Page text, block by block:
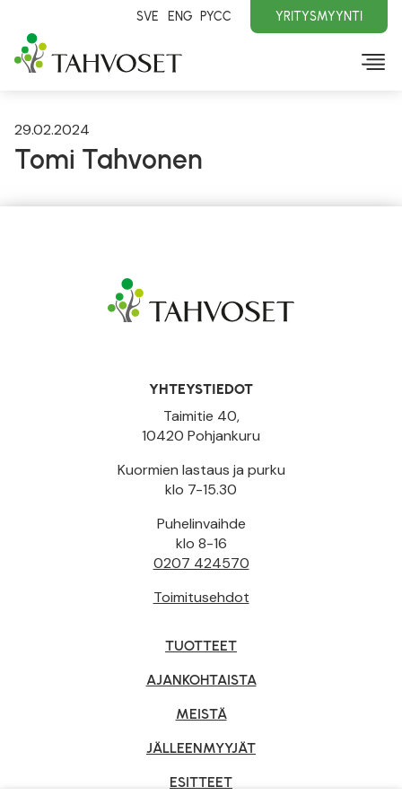
SVE ENG PYCC YRITYSMYYNTI
29.02.2024
Tomi Tahvonen
YHTEYSTIEDOT
Taimitie 40,
10420 Pohjankuru
Kuormien lastaus ja purku
klo 7-15.30
Puhelinvaihde
klo 8-16
0207 424570
Toimitusehdot
TUOTTEET
AJANKOHTAISTA
MEISTÄ
JÄLLEENMYYJÄT
ESITTEET